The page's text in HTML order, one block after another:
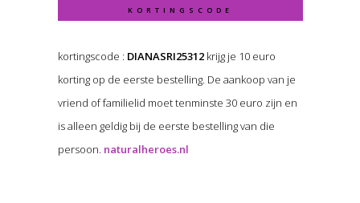
KORTINGSCODE
kortingscode : DIANASRI25312krijg je 10 euro
korting op de eerste bestelling. De aankoop van je
vriend of familielid moet tenminste 30 euro zijn en
is alleen geldig bij de eerste bestelling van die
persoon. naturalheroes.nl